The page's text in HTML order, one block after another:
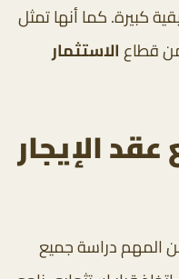
كبيرة. كما أنها تمثل
قطاعالاستثمار
الإيجار
المهم دراسة جميع